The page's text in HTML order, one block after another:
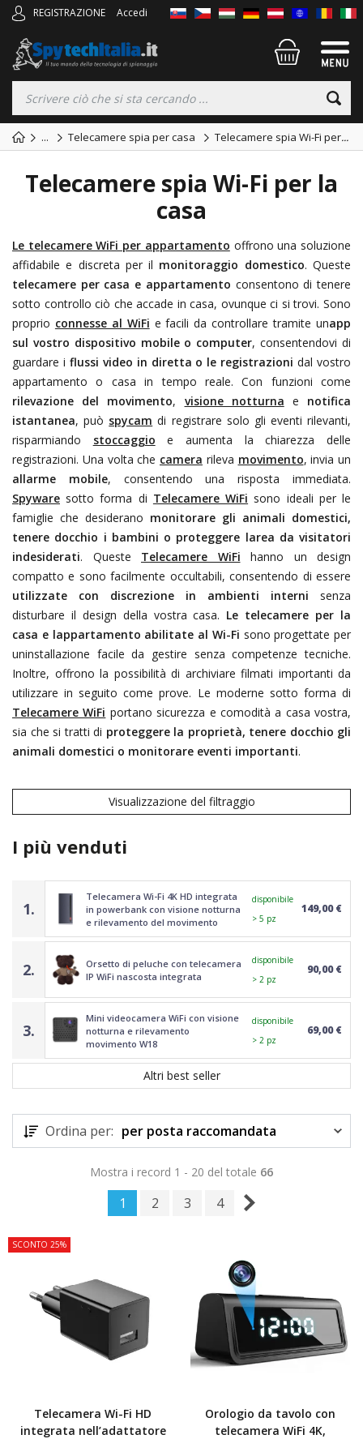
REGISTRAZIONE Accedi
... Telecamere spia per casa Telecamere spia Wi-Fi per...
Telecamere spia Wi-Fi per la
casa
Le telecamere WiFi per appartamento offrono una soluzione
affidabile e discreta per il monitoraggio domestico. Queste
telecamere per casa e appartamento consentono di tenere
sotto controllo ciò che accade in casa, ovunque ci si trovi. Sono
proprio connesse al WiFi e facili da controllare tramite unapp
sul vostro dispositivo mobile o computer, consentendovi di
guardare i flussi video in diretta o le registrazioni dal vostro
appartamento o casa in tempo reale. Con funzioni come
rilevazione del movimento, visione notturna e notifica
istantanea, può spycam di registrare solo gli eventi rilevanti,
risparmiando stoccaggio e aumenta la chiarezza delle
registrazioni. Una volta che camera rileva movimento, invia un
allarme mobile, consentendo una risposta immediata.
Spyware sotto forma di Telecamere WiFi sono ideali per le
famiglie che desiderano monitorare gli animali domestici,
tenere docchio i bambini o proteggere larea da visitatori
indesiderati. Queste Telecamere WiFi hanno un design
compatto e sono facilmente occultabili, consentendo di essere
utilizzate con discrezione in ambienti interni senza
disturbare il design della vostra casa. Le telecamere per la
casa e lappartamento abilitate al Wi-Fi sono progettate per
uninstallazione facile da gestire senza competenze tecniche.
Inoltre, offrono la possibilità di archiviare filmati importanti da
utilizzare in seguito come prove. Le moderne sotto forma di
Telecamere WiFi portano sicurezza e comodità a casa vostra,
sia che si tratti di proteggere la proprietà, tenere docchio gli
animali domestici o monitorare eventi importanti.
Visualizzazione del filtraggio
I più venduti
1.
Telecamera Wi-Fi 4K HD integrata
in powerbank con visione notturna
e rilevamento del movimento
disponibile
> 5 pz
149,00 €
2.
Orsetto di peluche con telecamera
IP WiFi nascosta integrata
disponibile
> 2 pz
90,00 €
3.
Mini videocamera WiFi con visione
notturna e rilevamento
movimento W18
disponibile
> 2 pz
69,00 €
Altri best seller
Ordina per: per posta raccomandata
Mostra i record 1 - 20 del totale 66
1 2 3 4
SCONTO 25%
Telecamera Wi-Fi HD
integrata nell’adattatore
Orologio da tavolo con
telecamera WiFi 4K,